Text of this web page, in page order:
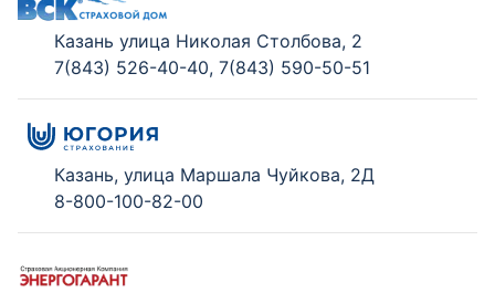
Казань улица Николая Столбова, 2
7(843) 526-40-40, 7(843) 590-50-51
Казань, улица Маршала Чуйкова, 2Д
8-800-100-82-00